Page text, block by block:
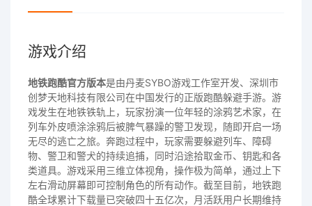
游戏介绍
地铁跑酷官方版本是由丹麦SYBO游戏工作室开发、深圳市
创梦天地科技有限公司在中国发行的正版跑酷躲避手游。游
戏发生在地铁铁轨上，玩家扮演一位年轻的涂鸦艺术家，在
列车外皮喷涂涂鸦后被脾气暴躁的警卫发现，随即开启一场
无尽的逃亡之旅。奔跑过程中，玩家需要躲避列车、障碍
物、警卫和警犬的持续追捕，同时沿途拾取金币、钥匙和各
类道具。游戏采用三维立体视角，操作极为简单，通过上下
左右滑动屏幕即可控制角色的所有动作。截至目前，地铁跑
酷全球累计下载量已突破四十五亿次，月活跃用户长期维持